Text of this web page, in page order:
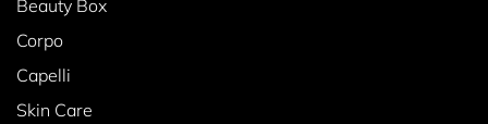
Beauty Box
Corpo
Capelli
Skin Care